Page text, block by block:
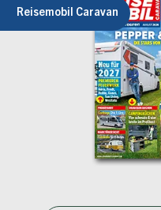
Reisemobil Caravan